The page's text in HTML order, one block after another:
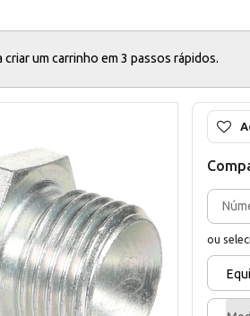
um carrinho em 3 passos rápidos.
ou